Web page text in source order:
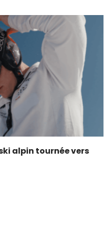
alpin tournée vers